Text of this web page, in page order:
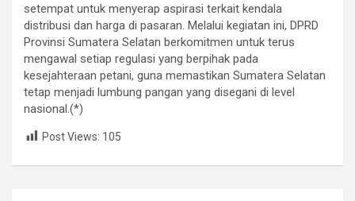
setempat untuk menyerap aspirasi terkait kendala
distribusi dan harga di pasaran. Melalui kegiatan ini, DPRD
Provinsi Sumatera Selatan berkomitmen untuk terus
mengawal setiap regulasi yang berpihak pada
kesejahteraan petani, guna memastikan Sumatera Selatan
tetap menjadi lumbung pangan yang disegani di level
nasional.(*)
Post Views: 105